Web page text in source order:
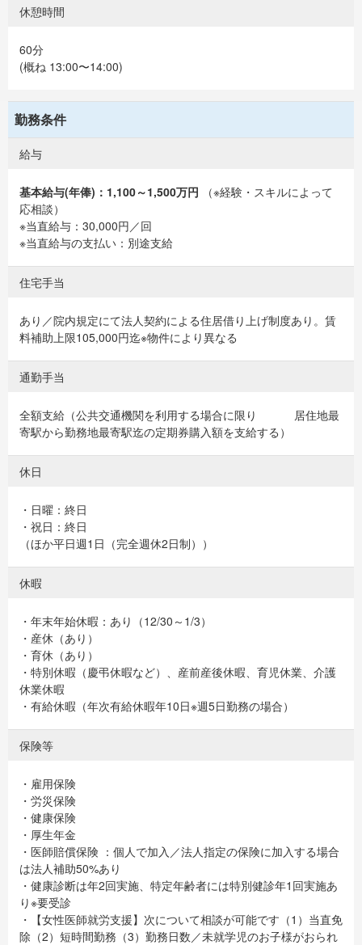
休憩時間
60分
(概ね 13:00〜14:00)
勤務条件
給与
基本給与(年俸)：1,100～1,500万円 （※経験・スキルによって
応相談）
※当直給与：30,000円／回
※当直給与の支払い：別途支給
住宅手当
あり／院内規定にて法人契約による住居借り上げ制度あり。賃
料補助上限105,000円迄※物件により異なる
通勤手当
全額支給（公共交通機関を利用する場合に限り 居住地最
寄駅から勤務地最寄駅迄の定期券購入額を支給する）
休日
・日曜：終日
・祝日：終日
（ほか平日週1日（完全週休2日制））
休暇
・年末年始休暇：あり（12/30～1/3）
・産休（あり）
・育休（あり）
・特別休暇（慶弔休暇など）、産前産後休暇、育児休業、介護
休業休暇
・有給休暇（年次有給休暇年10日※週5日勤務の場合）
保険等
・雇用保険
・労災保険
・健康保険
・厚生年金
・医師賠償保険 ：個人で加入／法人指定の保険に加入する場合
は法人補助50%あり
・健康診断は年2回実施、特定年齢者には特別健診年1回実施あ
り※要受診
・【女性医師就労支援】次について相談が可能です（1）当直免
除（2）短時間勤務（3）勤務日数／未就学児のお子様がおられ